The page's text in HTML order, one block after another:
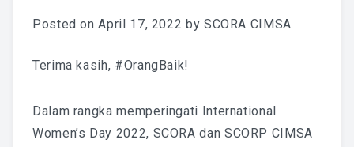
BLOG
SCORA CIMSA
Posted onApril 17, 2022 by SCORA CIMSA
Terima kasih, #OrangBaik!
Dalam rangka memperingati International
Women’s Day 2022, SCORA dan SCORP CIMSA